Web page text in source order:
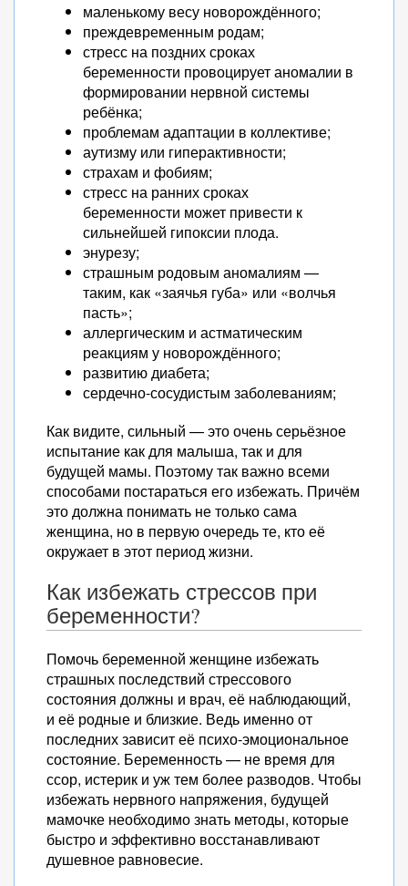
маленькому весу новорождённого;
преждевременным родам;
стресс на поздних сроках
беременности провоцирует аномалии в
формировании нервной системы
ребёнка;
проблемам адаптации в коллективе;
аутизму или гиперактивности;
страхам и фобиям;
стресс на ранних сроках
беременности может привести к
сильнейшей гипоксии плода.
энурезу;
страшным родовым аномалиям —
таким, как «заячья губа» или «волчья
пасть»;
аллергическим и астматическим
реакциям у новорождённого;
развитию диабета;
сердечно-сосудистым заболеваниям;
Как видите, сильный — это очень серьёзное
испытание как для малыша, так и для
будущей мамы. Поэтому так важно всеми
способами постараться его избежать. Причём
это должна понимать не только сама
женщина, но в первую очередь те, кто её
окружает в этот период жизни.
Как избежать стрессов при
беременности?
Помочь беременной женщине избежать
страшных последствий стрессового
состояния должны и врач, её наблюдающий,
и её родные и близкие. Ведь именно от
последних зависит её психо-эмоциональное
состояние. Беременность — не время для
ссор, истерик и уж тем более разводов. Чтобы
избежать нервного напряжения, будущей
мамочке необходимо знать методы, которые
быстро и эффективно восстанавливают
душевное равновесие.